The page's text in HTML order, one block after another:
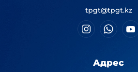
tpgt@tpgt.kz
Адрес